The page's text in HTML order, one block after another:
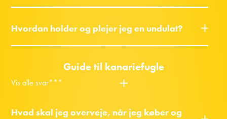
Hvordan holder og plejer jeg en undulat?
Guide til kanariefugle
Vis alle svar***
Hvad skal jeg overveje, når jeg køber og